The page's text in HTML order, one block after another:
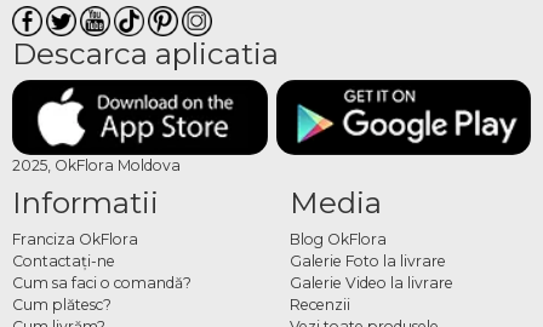
Descarca aplicatia
2025, OkFlora Moldova
Informatii
Franciza OkFlora
Contactaţi-ne
Cum sa faci o comandă?
Cum plătesc?
Media
Blog OkFlora
Galerie Foto la livrare
Galerie Video la livrare
Recenzii